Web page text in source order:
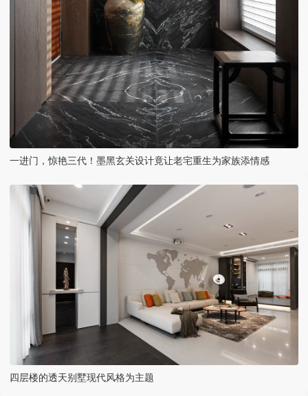
一进门，惊艳三代！墨黑玄关设计竟让老宅重生为家族添情感
四层楼的透天别墅现代风格为主题